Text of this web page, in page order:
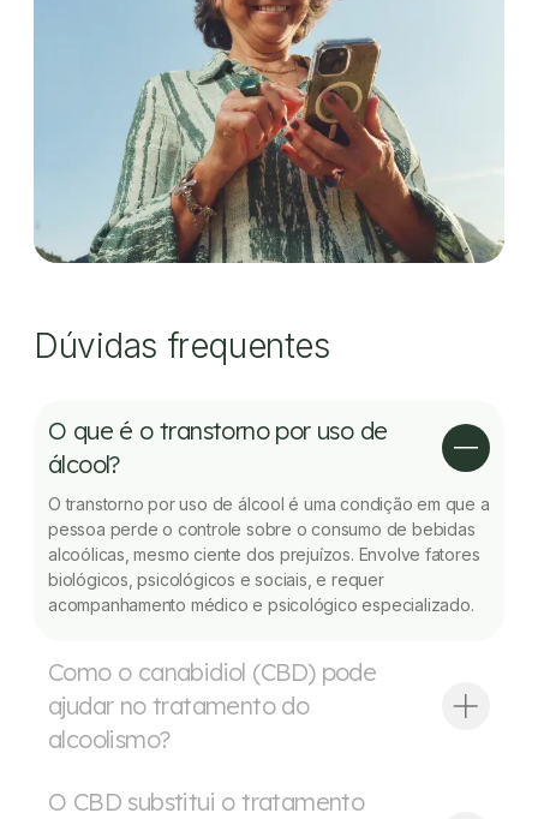
Dúvidas frequentes
O que é o transtorno por uso de
álcool?
O transtorno por uso de álcool é uma condição em que a
pessoa perde o controle sobre o consumo de bebidas
alcoólicas, mesmo ciente dos prejuízos. Envolve fatores
biológicos, psicológicos e sociais, e requer
acompanhamento médico e psicológico especializado.
Como o canabidiol (CBD) pode
ajudar no tratamento do
alcoolismo?
O CBD substitui o tratamento